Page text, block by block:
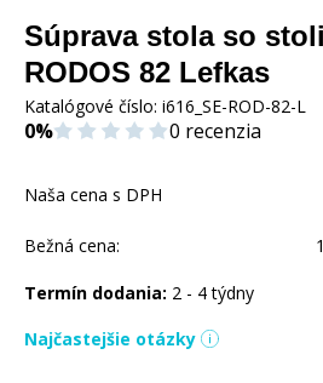
Súprava stola so
RODOS 82 Lefkas
Katalógové číslo: i616_SE-ROD-82-L
0% 0 recenzia
Naša cena s DPH
Bežná cena:
Termín dodania: 2 - 4 týdny
Najčastejšie otázky